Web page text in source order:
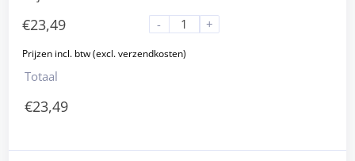
€23,49
-
+
Totaal
€23,49